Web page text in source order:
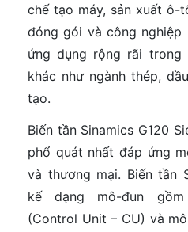
chế tạo máy, sản xuất ô-
đóng gói và công
ứng dụng rộng rãi trong
khác như ngành thép,
tạo.
Biến tần Sinamics G120
phổ quát nhất đáp ứng
và thương mại. Biến tần
kế dạng mô-đun
(Control Unit – CU) và